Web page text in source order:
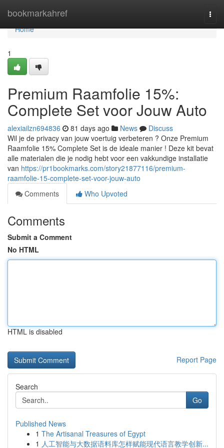
bookmarkahref
Home
Home
1
Premium Raamfolie 15%:
Complete Set voor Jouw Auto
alexiailzn694836 81 days ago News
Discuss
Wil je de privacy van jouw voertuig verbeteren ? Onze Premium
Raamfolie 15% Complete Set is de ideale manier ! Deze kit bevat
alle materialen die je nodig hebt voor een vakkundige installatie
van https://pr1bookmarks.com/story21877116/premium-
raamfolie-15-complete-set-voor-jouw-auto
Comments
Who Upvoted
Comments
Submit a Comment
No HTML
HTML is disabled
Report Page
Search
Go
Published News
1 The Artisanal Treasures of Egypt
1 人工智能与大数据语料库怎样赋能现代语言教学创新...